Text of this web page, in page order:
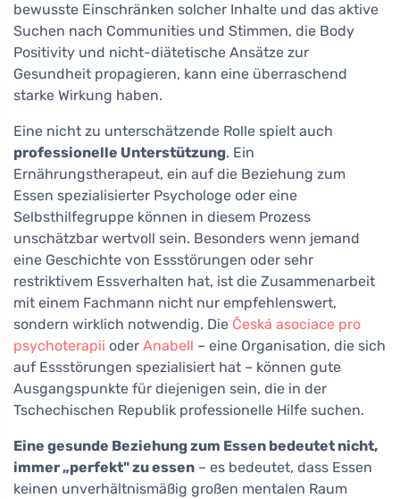
bewusste Einschränken solcher Inhalte und das aktive
Suchen nach Communities und Stimmen, die Body
Positivity und nicht-diätetische Ansätze zur
Gesundheit propagieren, kann eine überraschend
starke Wirkung haben.
Eine nicht zu unterschätzende Rolle spielt auch
professionelle Unterstützung. Ein
Ernährungstherapeut, ein auf die Beziehung zum
Essen spezialisierter Psychologe oder eine
Selbsthilfegruppe können in diesem Prozess
unschätzbar wertvoll sein. Besonders wenn jemand
eine Geschichte von Essstörungen oder sehr
restriktivem Essverhalten hat, ist die Zusammenarbeit
mit einem Fachmann nicht nur empfehlenswert,
sondern wirklich notwendig. Die Česká asociace pro
psychoterapii oder Anabell – eine Organisation, die sich
auf Essstörungen spezialisiert hat – können gute
Ausgangspunkte für diejenigen sein, die in der
Tschechischen Republik professionelle Hilfe suchen.
Eine gesunde Beziehung zum Essen bedeutet nicht,
immer „perfekt" zu essen – es bedeutet, dass Essen
keinen unverhältnismäßig großen mentalen Raum